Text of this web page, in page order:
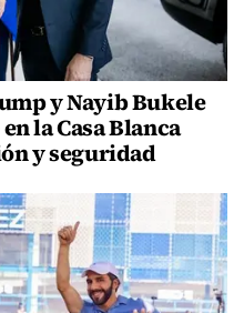
y Nayib Bukele
la Casa Blanca
y seguridad